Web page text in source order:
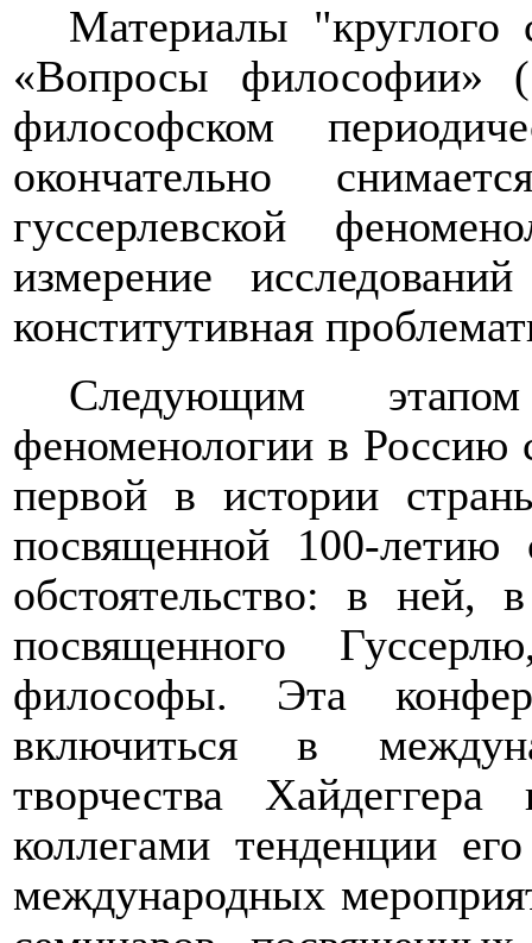
Материалы "круглого
«Вопросы
философском
окончательно
гуссерлевской
измерение
конститутивная
Следующим
феноменологии в Россию
первой в истории
посвященной 100-
обстоятельство: в ней,
посвященного
философы. Эта
включиться в
творчества
коллегами тенденции
международных